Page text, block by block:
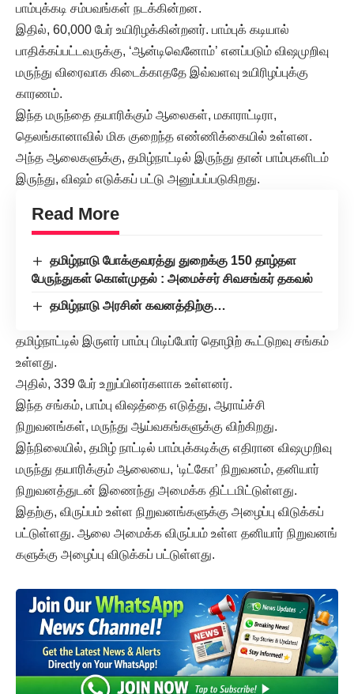
பாம்புக்கடி சம்பவங்கள் நடக்கின்றன.
இதில், 60,000 பேர் உயிரிழக்கின்றனர். பாம்புக் கடியால்
பாதிக்கப்பட்டவருக்கு, ‘ஆன்டிவெனோம்’ எனப்படும் விஷமுறிவு
மருந்து விரைவாக கிடைக்காததே இவ்வளவு உயிரிழப்புக்கு
காரணம்.
இந்த மருந்தை தயாரிக்கும் ஆலைகள், மகாராட்டிரா,
தெலங்கானாவில் மிக குறைந்த எண்ணிக்கையில் உள்ளன.
அந்த ஆலைகளுக்கு, தமிழ்நாட்டில் இருந்து தான் பாம்புகளிடம்
இருந்து, விஷம் எடுக்கப் பட்டு அனுப்பப்படுகிறது.
Read More
தமிழ்நாடு போக்குவரத்து துறைக்கு 150 தாழ்தள
பேருந்துகள் கொள்முதல் : அமைச்சர் சிவசங்கர் தகவல்
தமிழ்நாடு அரசின் கவனத்திற்கு…
தமிழ்நாட்டில் இருளர் பாம்பு பிடிப்போர் தொழிற் கூட்டுறவு சங்கம்
உள்ளது.
அதில், 339 பேர் உறுப்பினர்களாக உள்ளனர்.
இந்த சங்கம், பாம்பு விஷத்தை எடுத்து, ஆராய்ச்சி
நிறுவனங்கள், மருந்து ஆய்வகங்களுக்கு விற்கிறது.
இந்நிலையில், தமிழ் நாட்டில் பாம்புக்கடிக்கு எதிரான விஷமுறிவு
மருந்து தயாரிக்கும் ஆலையை, ‘டிட்கோ’ நிறுவனம், தனியார்
நிறுவனத்துடன் இணைந்து அமைக்க திட்டமிட்டுள்ளது.
இதற்கு, விருப்பம் உள்ள நிறுவனங்களுக்கு அழைப்பு விடுக்கப்
பட்டுள்ளது. ஆலை அமைக்க விருப்பம் உள்ள தனியார் நிறுவனங்
களுக்கு அழைப்பு விடுக்கப் பட்டுள்ளது.